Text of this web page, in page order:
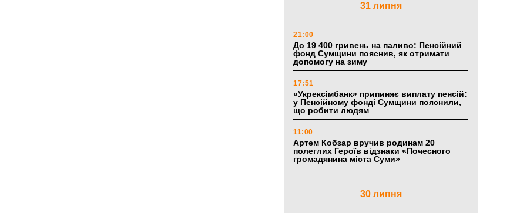
31 липня
21:00
До 19 400 гривень на паливо: Пенсійний
фонд Сумщини пояснив, як отримати
допомогу на зиму
17:51
«Укрексімбанк» припиняє виплату пенсій:
у Пенсійному фонді Сумщини пояснили,
що робити людям
11:00
Артем Кобзар вручив родинам 20
полеглих Героїв відзнаки «Почесного
громадянина міста Суми»
30 липня